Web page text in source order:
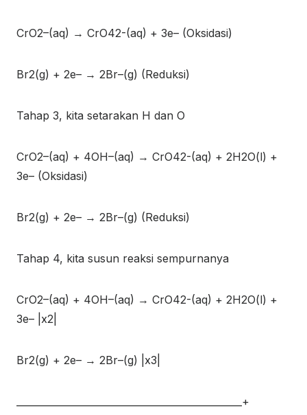
CrO2–(aq) → CrO42-(aq) + 3e– (Oksidasi)
Br2(g) + 2e– → 2Br–(g) (Reduksi)
Tahap 3, kita setarakan H dan O
CrO2–(aq) + 4OH–(aq) → CrO42-(aq) + 2H2O(l) +
3e– (Oksidasi)
Br2(g) + 2e– → 2Br–(g) (Reduksi)
Tahap 4, kita susun reaksi sempurnanya
CrO2–(aq) + 4OH–(aq) → CrO42-(aq) + 2H2O(l) +
3e– |x2|
Br2(g) + 2e– → 2Br–(g) |x3|
_______________________________________________+